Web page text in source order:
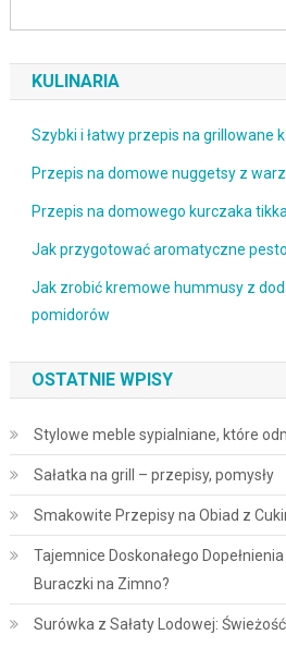
KULINARIA
Szybki i łatwy przepis na grillowane
Przepis na domowe nuggetsy z
Przepis na domowego kurczaka
Jak przygotować aromatyczne
Jak zrobić kremowe hummusy z
pomidorów
OSTATNIE WPISY
Stylowe meble sypialniane, które
Sałatka na grill – przepisy, pomysły
Smakowite Przepisy na Obiad z
Tajemnice Doskonałego
Buraczki na Zimno?
Surówka z Sałaty Lodowej: